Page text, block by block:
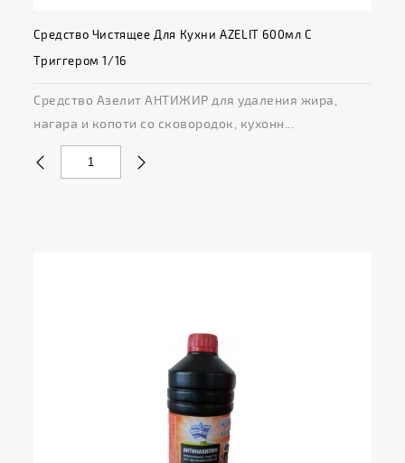
Средство Чистящее Для Кухни AZELIT 600мл С
Триггером 1/16
Средство Азелит АНТИЖИР для удаления жира,
нагара и копоти со сковородок, кухонн...